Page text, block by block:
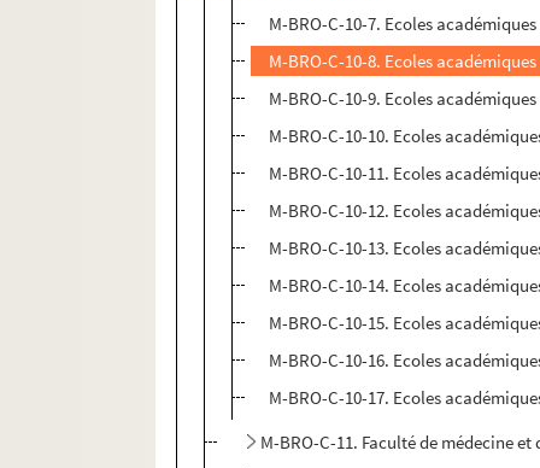
M-BRO-C-10-7. Ecoles
M-BRO-C-10-8. Ecoles
M-BRO-C-10-9. Ecoles
M-BRO-C-10-10. Ecoles
M-BRO-C-10-11. Ecoles
M-BRO-C-10-12. Ecoles
M-BRO-C-10-13. Ecoles
M-BRO-C-10-14. Ecoles
M-BRO-C-10-15. Ecoles
M-BRO-C-10-16. Ecoles
M-BRO-C-10-17. Ecoles
M-BRO-C-11. Faculté de médecine